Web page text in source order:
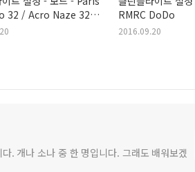
32 / Acro Naze 32
RMRC DoDo
2016.09.20
. 개나 소나 중 한 명입니다. 그래도 배워보겠